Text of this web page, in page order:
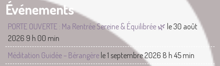
Événements
PORTE OUVERTE : Ma Rentrée Sereine & Équilibrée 🌿 le 30 août
2026 9 h 00 min
Méditation Guidée – Bérangère le 1 septembre 2026 8 h 45 min